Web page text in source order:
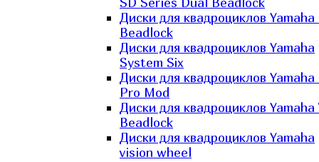
Диски для квадроциклов Yamaha
Beadlock
Диски для квадроциклов Yamaha
System Six
Диски для квадроциклов Yamaha
Pro Mod
Диски для квадроциклов Yamaha
Beadlock
Диски для квадроциклов Yamaha
vision wheel